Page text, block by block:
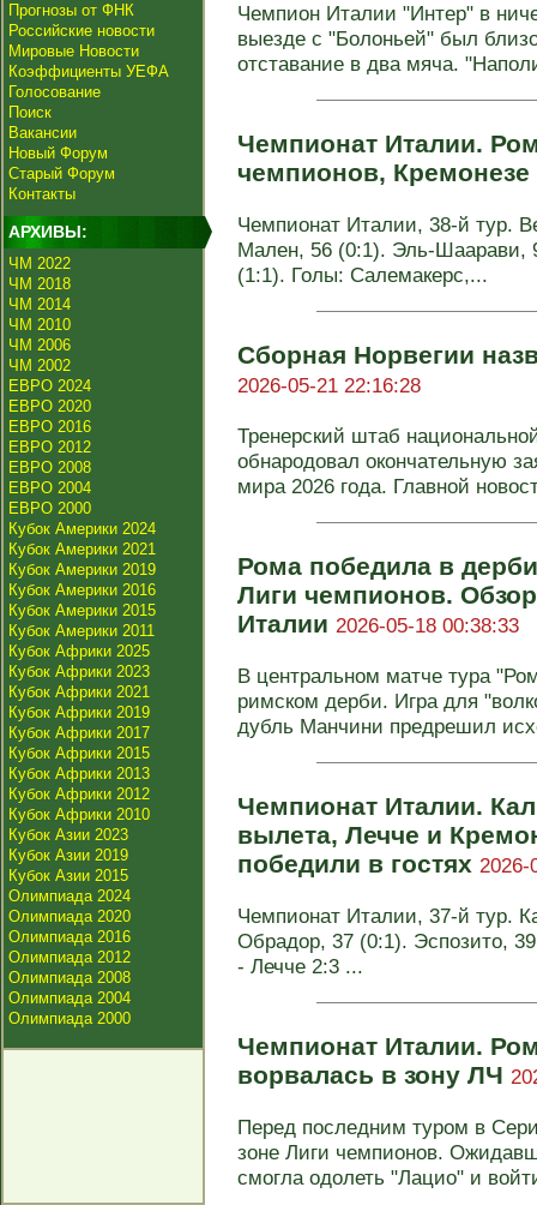
Прогнозы от ФНК
Российские новости
Мировые Новости
Коэффициенты УЕФА
Голосование
Поиск
Вакансии
Новый Форум
Старый Форум
Контакты
АРХИВЫ:
ЧМ 2022
ЧМ 2018
ЧМ 2014
ЧМ 2010
ЧМ 2006
ЧМ 2002
ЕВРО 2024
ЕВРО 2020
ЕВРО 2016
ЕВРО 2012
ЕВРО 2008
ЕВРО 2004
ЕВРО 2000
Кубок Америки 2024
Кубок Америки 2021
Кубок Америки 2019
Кубок Америки 2016
Кубок Америки 2015
Кубок Америки 2011
Кубок Африки 2025
Кубок Африки 2023
Кубок Африки 2021
Кубок Африки 2019
Кубок Африки 2017
Кубок Африки 2015
Кубок Африки 2013
Кубок Африки 2012
Кубок Африки 2010
Кубок Азии 2023
Кубок Азии 2019
Кубок Азии 2015
Олимпиада 2024
Олимпиада 2020
Олимпиада 2016
Олимпиада 2012
Олимпиада 2008
Олимпиада 2004
Олимпиада 2000
Чемпион Италии "Интер" в
выезде с "Болоньей" был
отставание в два мяча.
Чемпионат Италии.
чемпионов,
Чемпионат Италии, 38-й тур.
Мален, 56 (0:1). Эль-Шаарави,
(1:1). Голы: Салемакерс,...
Сборная Норвегии
2026-05-21 22:16:28
Тренерский штаб
обнародовал окончательную
мира 2026 года. Главной
Рома победила в
Лиги чемпионов.
Италии 2026-05-18 00:38:33
В центральном матче тура
римском дерби. Игра для
дубль Манчини предрешил
Чемпионат Италии.
вылета, Лечче и
победили в гостях 2026-
Чемпионат Италии, 37-й тур.
Обрадор, 37 (0:1). Эспозито,
- Лечче 2:3 ...
Чемпионат Италии.
ворвалась в зону ЛЧ
Перед последним туром в
зоне Лиги чемпионов.
смогла одолеть "Лацио" и